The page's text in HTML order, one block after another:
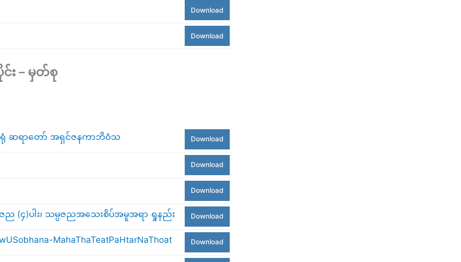
Download
Download
း – မှတ်စု
ာရုံ ဆရာတော် အရှင်ဇနကာဘိဝံသ Download
Download
Download
(၄)ပါး၊ သမ္ပဇညအသေးစိပ်အမူအရာ ရှုနည်း Download
MahaThaTeatPaHtarNaThoat Download